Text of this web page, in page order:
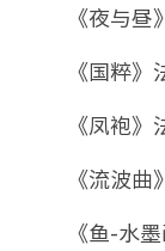
《夜与
《国粹
《凤袍
《流波
《鱼-水